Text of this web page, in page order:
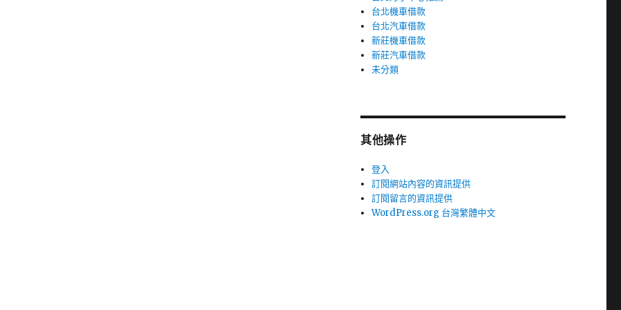
台北機車借款
台北汽車借款
新莊機車借款
新莊汽車借款
未分類
其他操作
登入
訂閱網站內容的資訊提供
訂閱留言的資訊提供
WordPress.org 台灣繁體中文